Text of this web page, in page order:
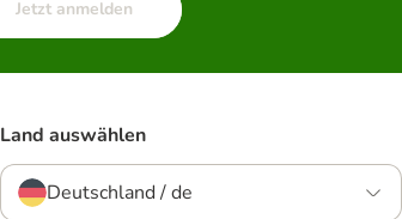
Jetzt anmelden
Land auswählen
Deutschland / de